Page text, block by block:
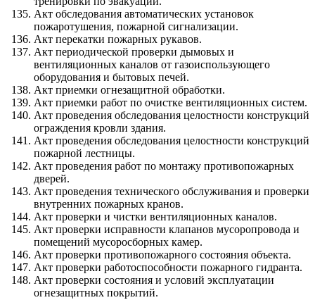
Акт обследования автоматических установок
пожаротушения, пожарной сигнализации.
Акт перекатки пожарных рукавов.
Акт периодической проверки дымовых и
вентиляционных каналов от газоиспользующего
оборудования и бытовых печей.
Акт приемки огнезащитной обработки.
Акт приемки работ по очистке вентиляционных систем.
Акт проведения обследования целостности конструкций
ограждения кровли здания.
Акт проведения обследования целостности конструкций
пожарной лестницы.
Акт проведения работ по монтажу противопожарных
дверей.
Акт проведения технического обслуживания и проверки
внутренних пожарных кранов.
Акт проверки и чистки вентиляционных каналов.
Акт проверки исправности клапанов мусоропровода и
помещений мусоросборных камер.
Акт проверки противопожарного состояния объекта.
Акт проверки работоспособности пожарного гидранта.
Акт проверки состояния и условий эксплуатации
огнезащитных покрытий.